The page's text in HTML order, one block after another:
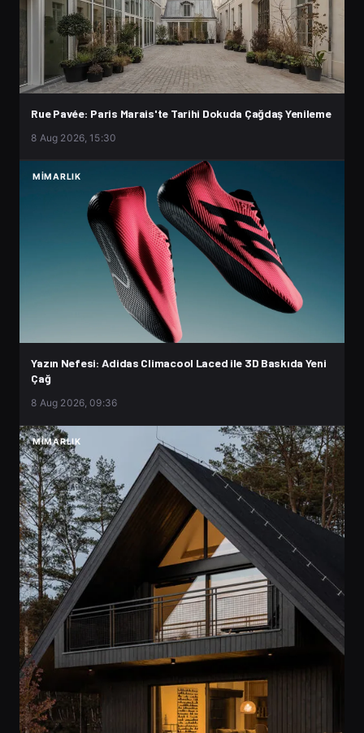
Rue Pavée: Paris Marais'te Tarihi Dokuda Çağdaş Yenileme
8 Aug 2026, 15:30
MIMARLIK
Yazın Nefesi: Adidas Climacool Laced ile 3D Baskıda Yeni
Çağ
8 Aug 2026, 09:36
MIMARLIK